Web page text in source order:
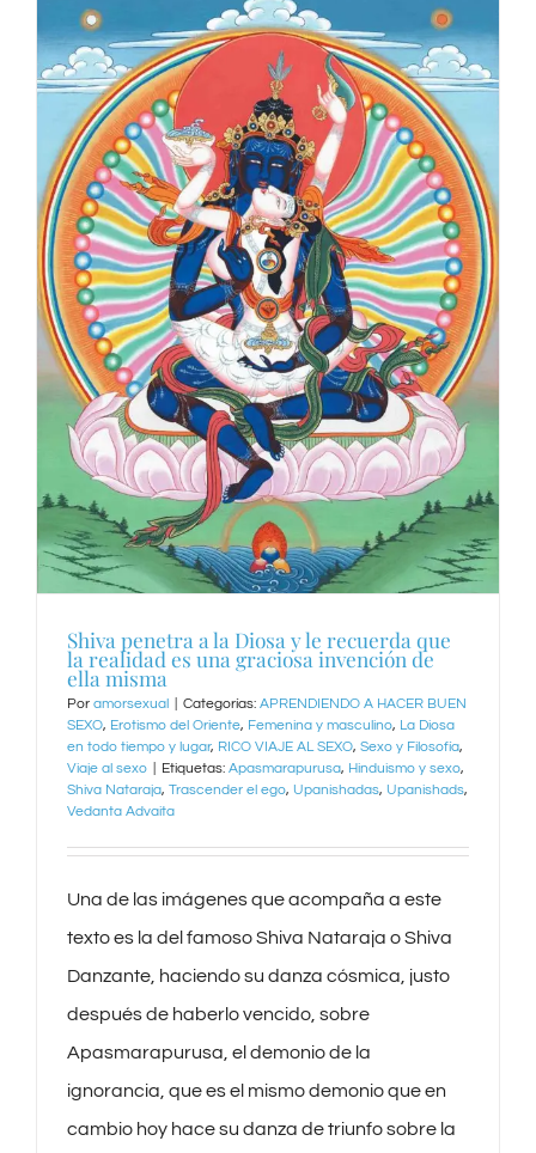
Shiva penetra a la Diosa y le recuerda que
la realidad es una graciosa invención de
ella misma
Por amorsexual Categorías: APRENDIENDO A HACER BUEN
SEXO, Erotismo del Oriente, Femenina y masculino, La Diosa
en todo tiempo y lugar, RICO VIAJE AL SEXO, Sexo y Filosofía,
Viaje al sexo
Etiquetas: Apasmarapurusa, Hinduismo y sexo,
Shiva Nataraja, Trascender el ego, Upanishadas, Upanishads,
Vedanta Advaita
Una de las imágenes que acompaña a este
texto es la del famoso Shiva Nataraja o Shiva
Danzante, haciendo su danza cósmica, justo
después de haberlo vencido, sobre
Apasmarapurusa, el demonio de la
ignorancia, que es el mismo demonio que en
cambio hoy hace su danza de triunfo sobre la